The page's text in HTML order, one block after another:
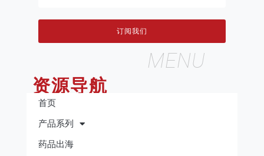
订阅我们
资源导航
MENU
首页
产品系列
药品出海